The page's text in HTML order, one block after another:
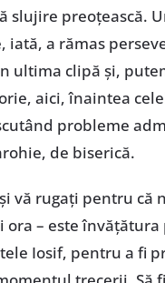
slujire preoțească.
iată, a rămas
ultima clipă și,
aici, înaintea
probleme
de biserică.
vă rugați pentru că
ora – este învățătura
Iosif, pentru a fi